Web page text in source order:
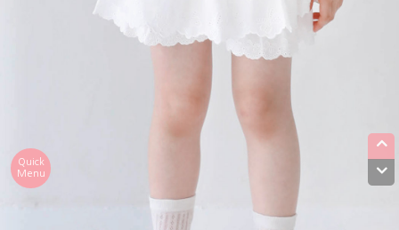
Quick
Menu